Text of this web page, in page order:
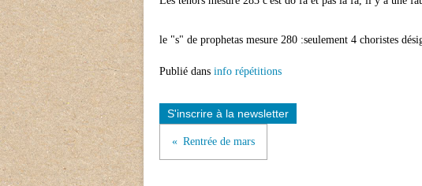
le "s" de prophetas mesure 280 :seulement 4 choristes
Publié dans info répétitions
S'inscrire à la newsletter
Rentrée de mars